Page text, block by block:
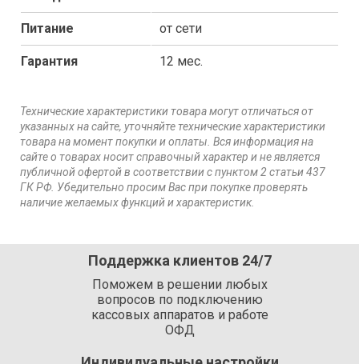
Питание от сети
Гарантия 12 мес.
Технические характеристики товара могут отличаться от
указанных на сайте, уточняйте технические характеристики
товара на момент покупки и оплаты. Вся информация на
сайте о товарах носит справочный характер и не является
публичной офертой в соответствии с пунктом 2 статьи 437
ГК РФ. Убедительно просим Вас при покупке проверять
наличие желаемых функций и характеристик.
Поддержка клиентов 24/7
Поможем в решении любых
вопросов по подключению
кассовых аппаратов и работе
ОФД